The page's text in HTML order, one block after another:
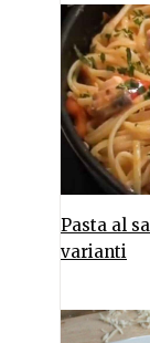
Pasta al
varianti